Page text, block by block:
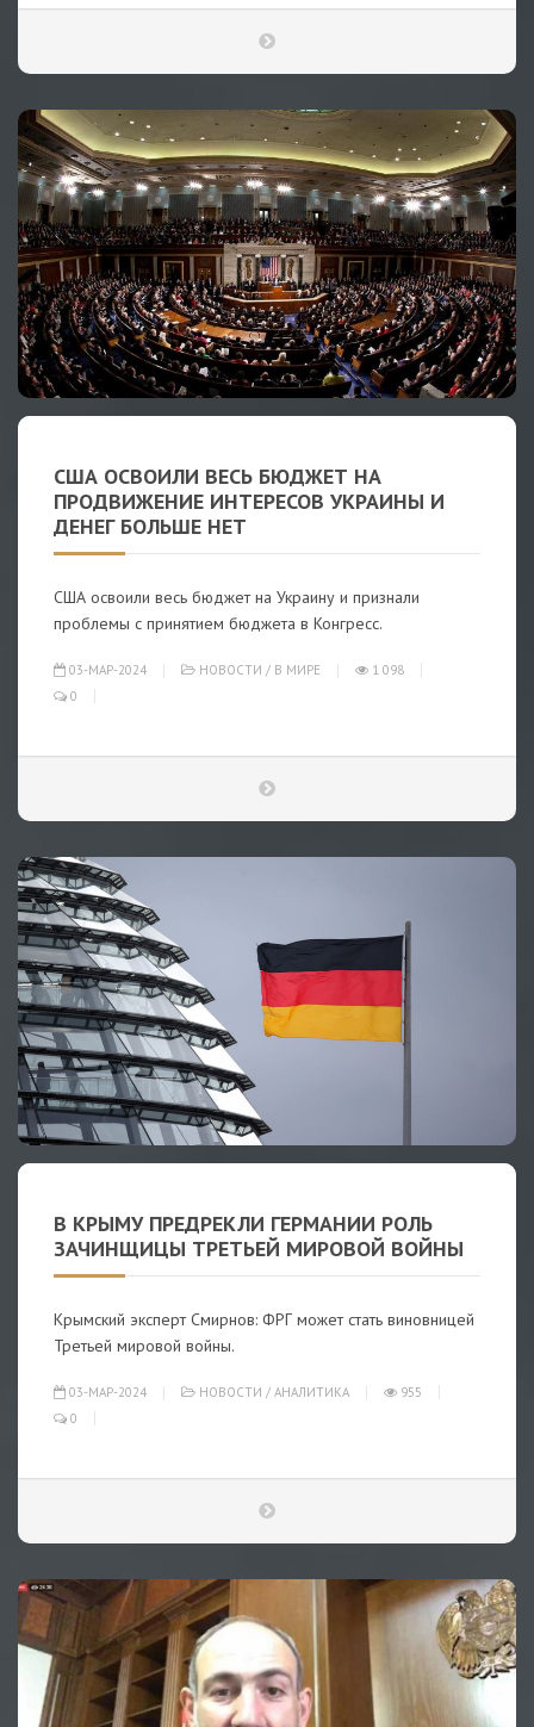
США ОСВОИЛИ ВЕСЬ БЮДЖЕТ НА
ПРОДВИЖЕНИЕ ИНТЕРЕСОВ УКРАИНЫ И
ДЕНЕГ БОЛЬШЕ НЕТ
США освоили весь бюджет на Украину и признали
проблемы с принятием бюджета в Конгресс.
03-МАР-2024 НОВОСТИ / В МИРЕ
1 098
0
В КРЫМУ ПРЕДРЕКЛИ ГЕРМАНИИ РОЛЬ
ЗАЧИНЩИЦЫ ТРЕТЬЕЙ МИРОВОЙ ВОЙНЫ
Крымский эксперт Смирнов: ФРГ может стать виновницей
Третьей мировой войны.
03-МАР-2024 НОВОСТИ / АНАЛИТИКА
955
0